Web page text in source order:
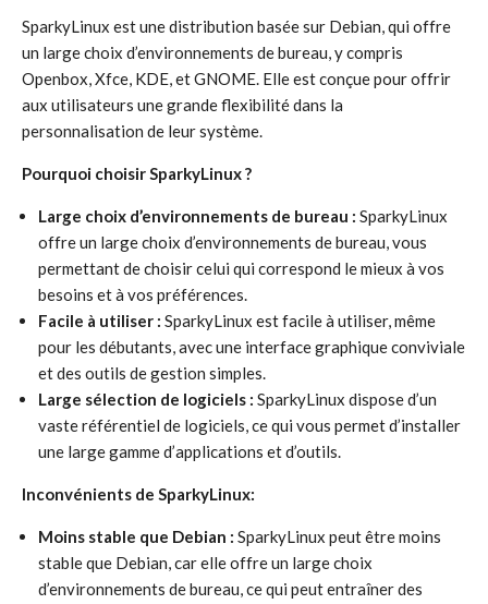
SparkyLinux est une distribution basée sur Debian, qui offre
un large choix d’environnements de bureau, y compris
Openbox, Xfce, KDE, et GNOME. Elle est conçue pour offrir
aux utilisateurs une grande flexibilité dans la
personnalisation de leur système.
Pourquoi choisir SparkyLinux ?
Large choix d’environnements de bureau : SparkyLinux
offre un large choix d’environnements de bureau, vous
permettant de choisir celui qui correspond le mieux à vos
besoins et à vos préférences.
Facile à utiliser : SparkyLinux est facile à utiliser, même
pour les débutants, avec une interface graphique conviviale
et des outils de gestion simples.
Large sélection de logiciels : SparkyLinux dispose d’un
vaste référentiel de logiciels, ce qui vous permet d’installer
une large gamme d’applications et d’outils.
Inconvénients de SparkyLinux:
Moins stable que Debian : SparkyLinux peut être moins
stable que Debian, car elle offre un large choix
d’environnements de bureau, ce qui peut entraîner des